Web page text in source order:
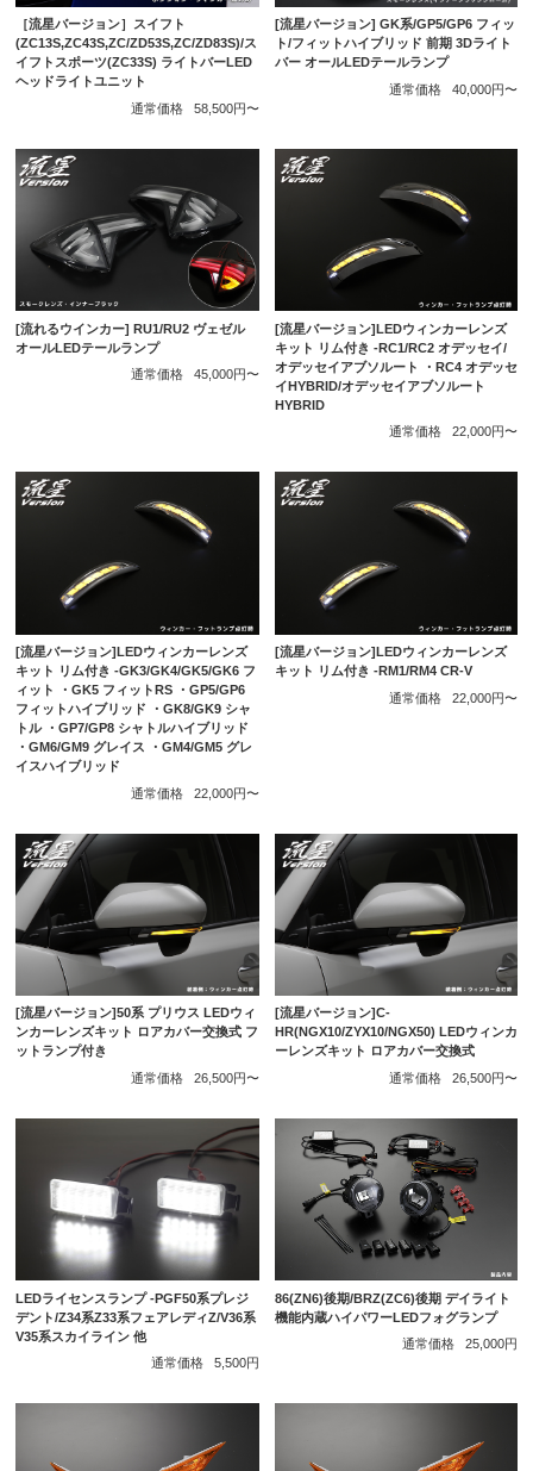
［流星バージョン］スイフト
(ZC13S,ZC43S,ZC/ZD53S,ZC/ZD83S)/ス
イフトスポーツ(ZC33S) ライトバーLED
ヘッドライトユニット
通常価格
58,500円〜
[流星バージョン] GK系/GP5/GP6 フィッ
ト/フィットハイブリッド 前期 3Dライト
バー オールLEDテールランプ
通常価格
40,000円〜
[流れるウインカー] RU1/RU2 ヴェゼル
オールLEDテールランプ
通常価格
45,000円〜
[流星バージョン]LEDウィンカーレンズ
キット リム付き -RC1/RC2 オデッセイ/
オデッセイアブソルート ・RC4 オデッセ
イHYBRID/オデッセイアブソルート
HYBRID
通常価格
22,000円〜
[流星バージョン]LEDウィンカーレンズ
キット リム付き -GK3/GK4/GK5/GK6 フ
ィット ・GK5 フィットRS ・GP5/GP6
フィットハイブリッド ・GK8/GK9 シャ
トル ・GP7/GP8 シャトルハイブリッド
・GM6/GM9 グレイス ・GM4/GM5 グレ
イスハイブリッド
通常価格
22,000円〜
[流星バージョン]LEDウィンカーレンズ
キット リム付き -RM1/RM4 CR-V
通常価格
22,000円〜
[流星バージョン]50系 プリウス LEDウィ
ンカーレンズキット ロアカバー交換式 フ
ットランプ付き
通常価格
26,500円〜
[流星バージョン]C-
HR(NGX10/ZYX10/NGX50) LEDウィンカ
ーレンズキット ロアカバー交換式
通常価格
26,500円〜
LEDライセンスランプ -PGF50系プレジ
デント/Z34系Z33系フェアレディZ/V36系
V35系スカイライン 他
通常価格
5,500円
86(ZN6)後期/BRZ(ZC6)後期 デイライト
機能内蔵ハイパワーLEDフォグランプ
通常価格
25,000円